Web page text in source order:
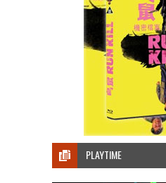
PLAYTIME